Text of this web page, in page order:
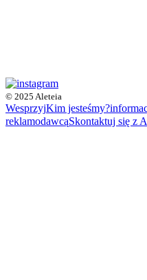
© 2025 Aleteia
WesprzyjKim jesteśmy?
reklamodawcąSkontaktuj się z